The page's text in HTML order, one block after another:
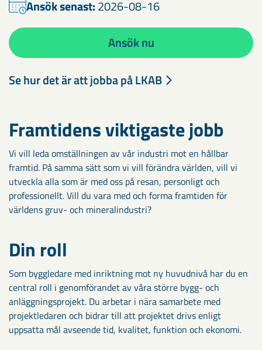
Ansök senast:2026-08-16
Ansök nu
Se hur det är att jobba på LKAB
Framtidens viktigaste jobb
Vi vill leda omställningen av vår industri mot en hållbar
framtid. På samma sätt som vi vill förändra världen, vill vi
utveckla alla som är med oss på resan, personligt och
professionellt. Vill du vara med och forma framtiden för
världens gruv- och mineralindustri?
Din roll
Som byggledare med inriktning mot ny huvudnivå har du en
central roll i genomförandet av våra större bygg- och
anläggningsprojekt. Du arbetar i nära samarbete med
projektledaren och bidrar till att projektet drivs enligt
uppsatta mål avseende tid, kvalitet, funktion och ekonomi.